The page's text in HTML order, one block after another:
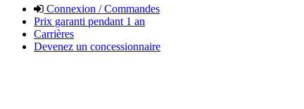
Connexion / Commandes
Prix garanti pendant 1 an
Carrières
Devenez un concessionnaire